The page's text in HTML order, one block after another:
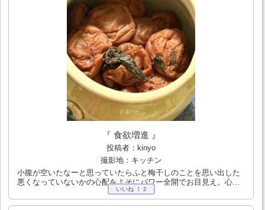
『 食欲増進 』
投稿者：kinyo
撮影地：キッチン
小腹が空いたなーと思っていたらふと梅干しのことを思い出した
悪くなっていないかの心配をよそにパワー全開でお目見え。心...
いいね ！ 2